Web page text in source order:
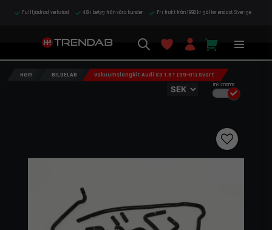
Fullfjädrad verkstad 4,8 i betyg från våra kunder Fri frakt från 1995 kr gäller endast Sverige
Inkl.moms
Hem BILDELAR Vakuumslangkit Audi S3 1.8T (99–01) Svart